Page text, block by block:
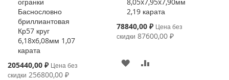
Баснословно
бриллиантовая
Кр57 круг
6,18x6,08мм 1,07
карата
Special
205440,00 ₽ Цена без
скидки 256800,00 ₽
2,19 карата
Special
78840,00 ₽ Цена без
скидки 87600,00 ₽
В